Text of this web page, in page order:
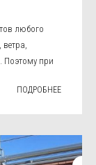
любого
Поэтому при
ПОДРОБНЕЕ